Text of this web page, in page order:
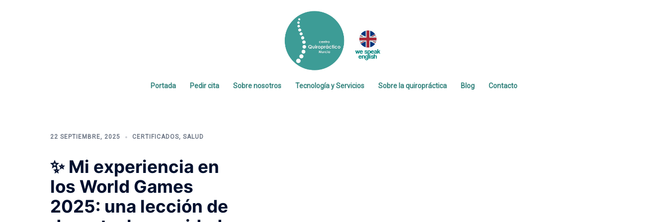
Portada Pedir cita Sobre nosotros Tecnología y Servicios Sobre la quiropráctica Blog Contacto
22 SEPTIEMBRE, 2025 CERTIFICADOS, SALUD
✨ Mi experiencia en
los World Games
2025: una lección de